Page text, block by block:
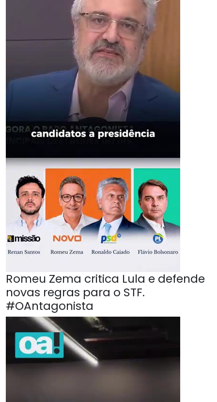
Romeu Zema critica Lula e defende
novas regras para o STF.
#OAntagonista